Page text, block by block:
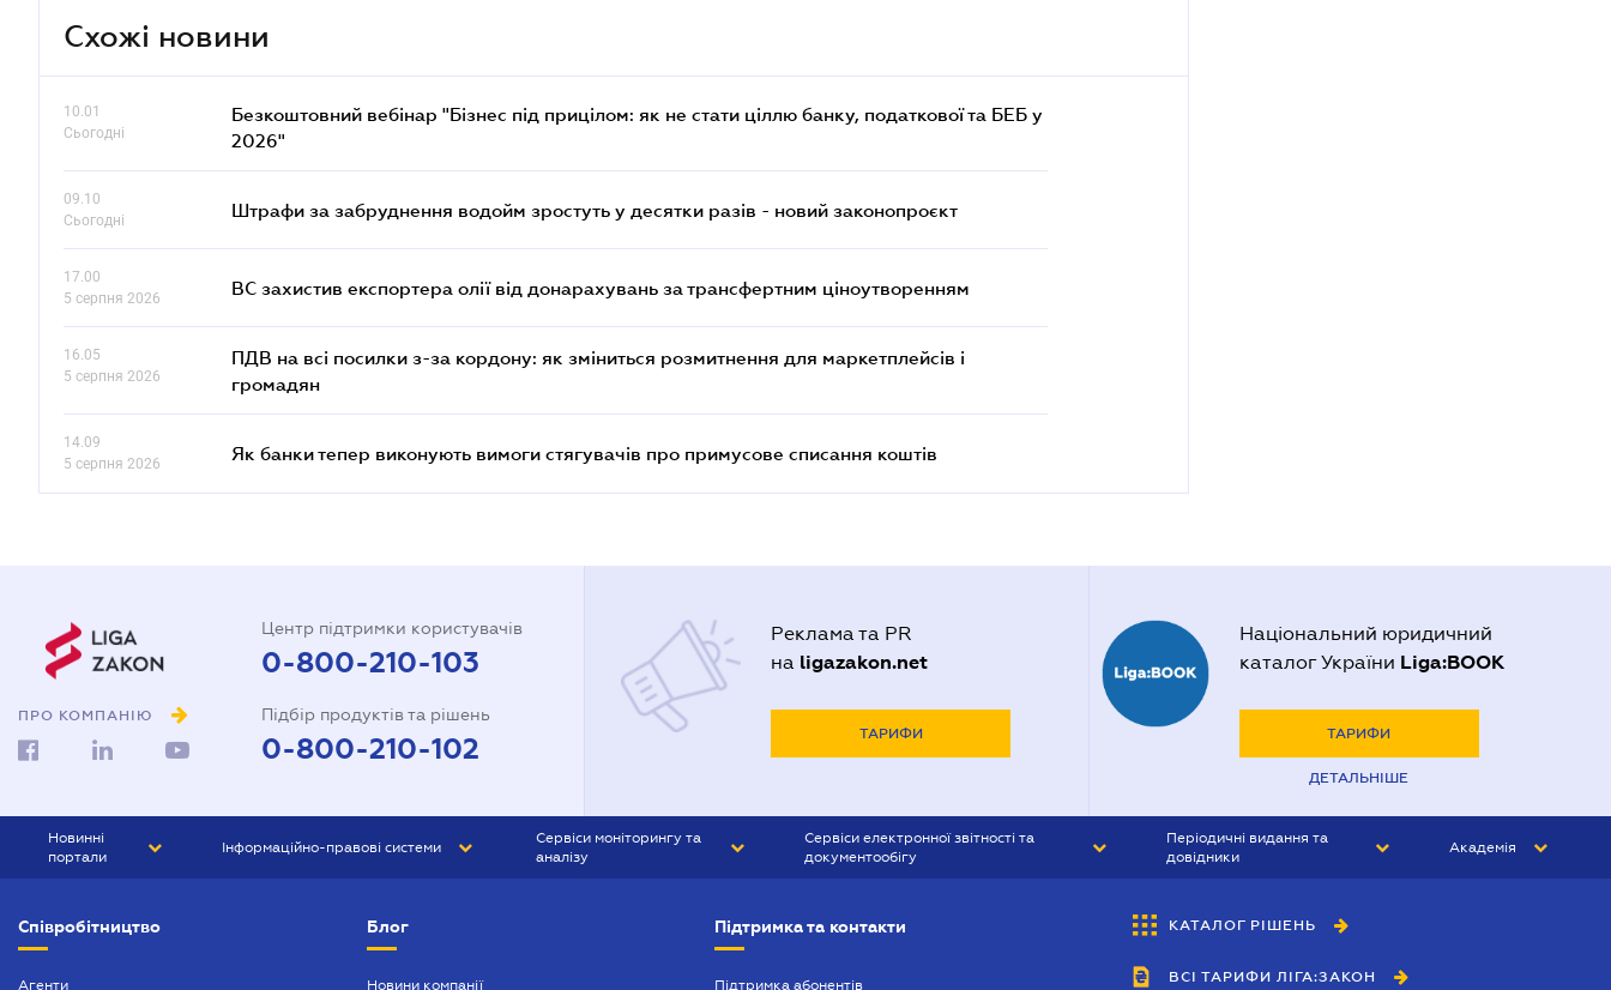
Схожі новини
10.01
Сьогодні
Безкоштовний вебінар "Бізнес під прицілом: як не стати ціллю банку, податкової та БЕБ у
2026"
09.10
Сьогодні
Штрафи за забруднення водойм зростуть у десятки разів - новий законопроєкт
17.00
5 серпня 2026
ВС захистив експортера олії від донарахувань за трансфертним ціноутворенням
16.05
5 серпня 2026
ПДВ на всі посилки з-за кордону: як зміниться розмитнення для маркетплейсів і
громадян
14.09
5 серпня 2026
Як банки тепер виконують вимоги стягувачів про примусове списання коштів
ПРО КОМПАНІЮ
Центр підтримки користувачів
0-800-210-103
Підбір продуктів та рішень
0-800-210-102
Реклама та PR
на ligazakon.net
ТАРИФИ
Національний юридичний
каталог України Liga:BOOK
ТАРИФИ
ДЕТАЛЬНІШЕ
Новинні
портали
БІЗНЕС
Інформаційно-правові системи
Сервіси моніторингу та
аналізу
Сервіси електронної звітності та
документообігу
Періодичні видання та
довідники
БУХГАЛТЕР&ЗАКОН
ВІСНИК МСФЗ
Академія
Співробітництво
Агенти
Блог
Новини компанії
Підтримка та контакти
Підтримка абонентів
КАТАЛОГ РІШЕНЬ
ВСІ ТАРИФИ ЛІГА:ЗАКОН